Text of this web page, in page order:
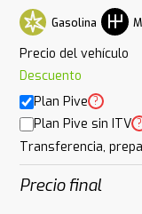
Gasolina
Precio del vehículo
Descuento
Plan Pive ?
Plan Pive sin ITV ?
Transferencia,
Precio final